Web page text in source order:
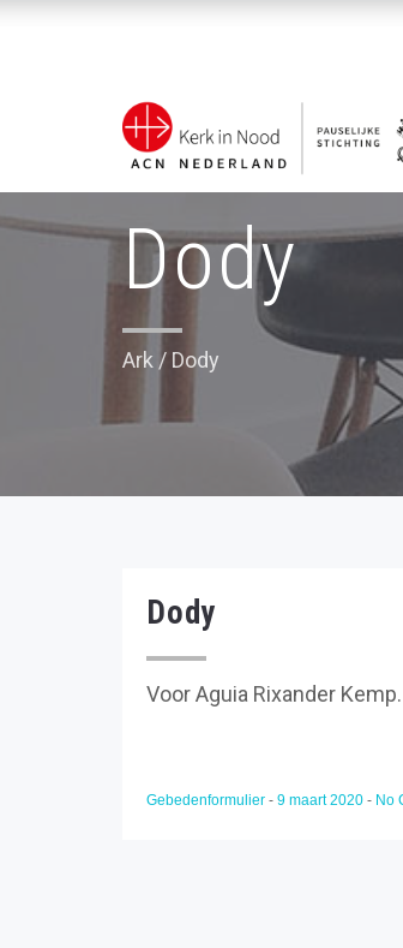
Dody
Ark / Dody
Dody
Voor Aguia Rixander Kemp.
Gebedenformulier - 9 maart 2020 - No